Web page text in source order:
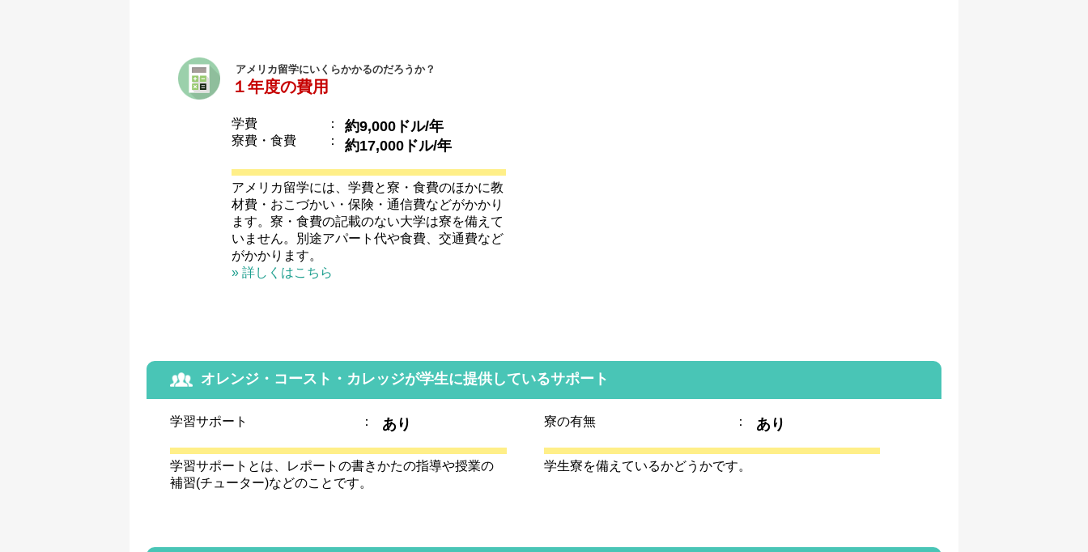
アメリカ留学にいくらかかるのだろうか？
１年度の費用
学費
寮費・食費
：
：
約9,000ドル/年
約17,000ドル/年
アメリカ留学には、学費と寮・食費のほかに教
材費・おこづかい・保険・通信費などがかかり
ます。寮・食費の記載のない大学は寮を備えて
いません。別途アパート代や食費、交通費など
がかかります。
» 詳しくはこちら
オレンジ・コースト・カレッジが学生に提供しているサポート
学習サポート ： あり
学習サポートとは、レポートの書きかたの指導や授業の
補習(チューター)などのことです。
寮の有無 ： あり
学生寮を備えているかどうかです。